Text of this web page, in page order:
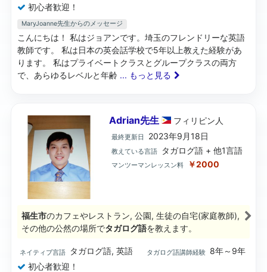
初心者歓迎！
MaryJoanne先生からのメッセージ
こんにちは！ 私はジョアンです。埼玉のフレンドリーな英語
教師です。 私は日本の英会話学校で5年以上教えた経験があ
ります。 私はプライベートクラスとグループクラスの両方
で、あらゆるレベルと年齢 ... もっと見る
Adrian先生 フィリピン 人
最終更新日 2023年9月18日
教えている言語 タガログ語 + 他1言語
マンツーマンレッスン料 ￥2000
福生市のカフェやレストラン, 公園, 生徒の自宅(家庭教師),
その他の公然の場所でタガログ語を教えます。
ネイティブ言語 タガログ語, 英語 タガログ語講師経験
8年～9年
初心者歓迎！